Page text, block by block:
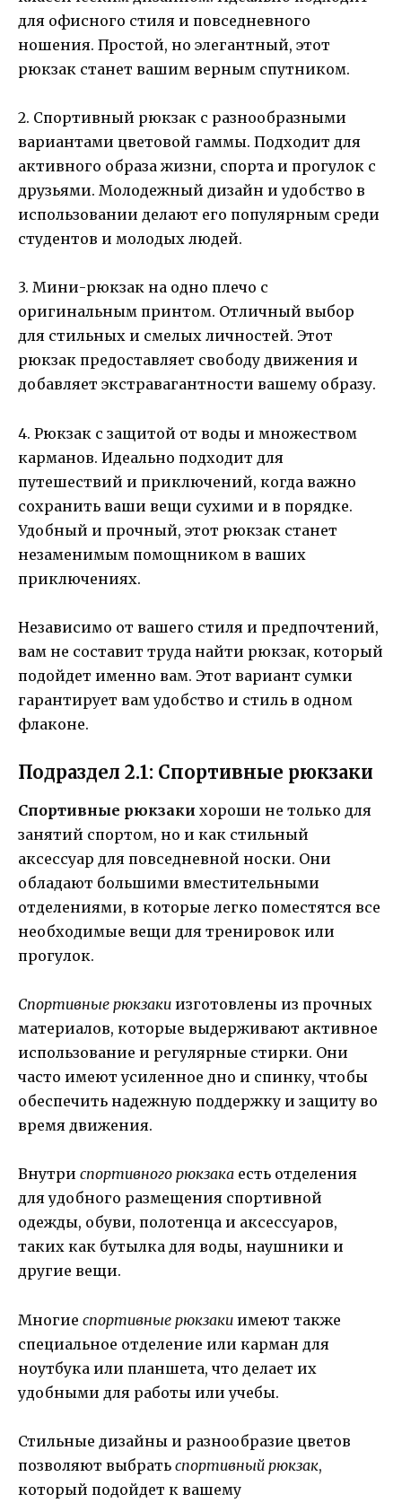
для офисного стиля и повседневного
ношения. Простой, но элегантный, этот
рюкзак станет вашим верным спутником.
2. Спортивный рюкзак с разнообразными
вариантами цветовой гаммы. Подходит для
активного образа жизни, спорта и прогулок с
друзьями. Молодежный дизайн и удобство в
использовании делают его популярным среди
студентов и молодых людей.
3. Мини-рюкзак на одно плечо с
оригинальным принтом. Отличный выбор
для стильных и смелых личностей. Этот
рюкзак предоставляет свободу движения и
добавляет экстравагантности вашему образу.
4. Рюкзак с защитой от воды и множеством
карманов. Идеально подходит для
путешествий и приключений, когда важно
сохранить ваши вещи сухими и в порядке.
Удобный и прочный, этот рюкзак станет
незаменимым помощником в ваших
приключениях.
Независимо от вашего стиля и предпочтений,
вам не составит труда найти рюкзак, который
подойдет именно вам. Этот вариант сумки
гарантирует вам удобство и стиль в одном
флаконе.
Подраздел 2.1: Спортивные рюкзаки
Спортивные рюкзаки хороши не только для
занятий спортом, но и как стильный
аксессуар для повседневной носки. Они
обладают большими вместительными
отделениями, в которые легко поместятся все
необходимые вещи для тренировок или
прогулок.
Спортивные рюкзаки изготовлены из прочных
материалов, которые выдерживают активное
использование и регулярные стирки. Они
часто имеют усиленное дно и спинку, чтобы
обеспечить надежную поддержку и защиту во
время движения.
Внутри спортивного рюкзака есть отделения
для удобного размещения спортивной
одежды, обуви, полотенца и аксессуаров,
таких как бутылка для воды, наушники и
другие вещи.
Многие спортивные рюкзаки имеют также
специальное отделение или карман для
ноутбука или планшета, что делает их
удобными для работы или учебы.
Стильные дизайны и разнообразие цветов
позволяют выбрать спортивный рюкзак,
который подойдет к вашему